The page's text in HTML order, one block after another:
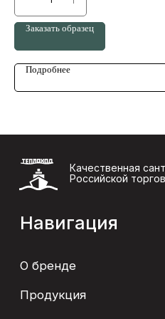
Заказать образец
Подробнее
Дизайн и разработка сайта: devotee.agency